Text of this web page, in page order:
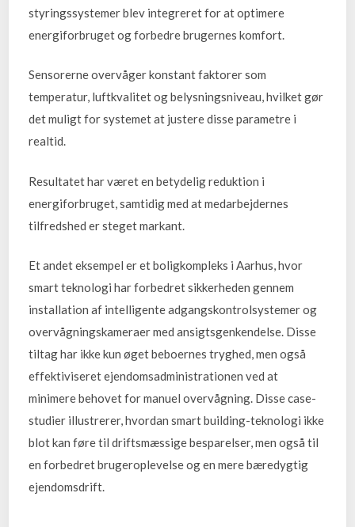
styringssystemer blev integreret for at optimere
energiforbruget og forbedre brugernes komfort.
Sensorerne overvåger konstant faktorer som
temperatur, luftkvalitet og belysningsniveau, hvilket gør
det muligt for systemet at justere disse parametre i
realtid.
Resultatet har været en betydelig reduktion i
energiforbruget, samtidig med at medarbejdernes
tilfredshed er steget markant.
Et andet eksempel er et boligkompleks i Aarhus, hvor
smart teknologi har forbedret sikkerheden gennem
installation af intelligente adgangskontrolsystemer og
overvågningskameraer med ansigtsgenkendelse. Disse
tiltag har ikke kun øget beboernes tryghed, men også
effektiviseret ejendomsadministrationen ved at
minimere behovet for manuel overvågning. Disse case-
studier illustrerer, hvordan smart building-teknologi ikke
blot kan føre til driftsmæssige besparelser, men også til
en forbedret brugeroplevelse og en mere bæredygtig
ejendomsdrift.